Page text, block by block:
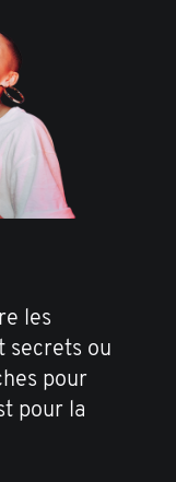
les
secrets ou
pour
pour la